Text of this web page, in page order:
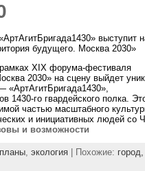
выступит
будущего. Москва 2030»
XIX форума-фестиваля
2030» на сцену выйдет
«АртАгитБригада1430»,
1430-го гвардейского полка.
частью масштабного
и инициативных людей со
и возможности
планы, экология| Похожие: город,